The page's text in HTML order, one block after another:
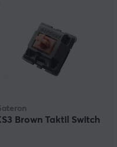
Brown Taktil Switch